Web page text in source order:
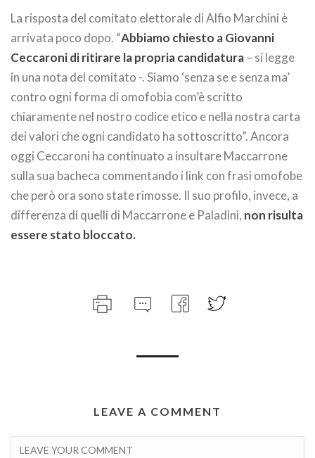
La risposta del comitato elettorale di Alfio Marchini è
arrivata poco dopo. “Abbiamo chiesto a Giovanni
Ceccaroni di ritirare la propria candidatura– si legge
in una nota del comitato -. Siamo ‘senza se e senza ma’
contro ogni forma di omofobia com’è scritto
chiaramente nel nostro codice etico e nella nostra carta
dei valori che ogni candidato ha sottoscritto”. Ancora
oggi Ceccaroni ha continuato a insultare Maccarrone
sulla sua bacheca commentando i link con frasi omofobe
che però ora sono state rimosse. Il suo profilo, invece, a
differenza di quelli di Maccarrone e Paladini, non risulta
essere stato bloccato.
LEAVE A COMMENT